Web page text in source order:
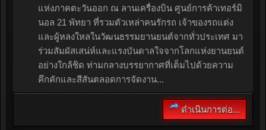
แห่งภาคตะวันออก ณ ลานเครื่องบิน ศูนย์การค้าเทอร์มิ
นอล 21 พัทยา ที่รวมตัวเหล่าคนรักรถ เจ้าของรถแต่ง
และผู้หลงใหลในวัฒนธรรมยานยนต์จากทั่วประเทศ มา
ร่วมสัมผัสเสน่ห์และแรงบันดาลใจจากโลกแห่งยานยนต์
อย่างใกล้ชิด ท่ามกลางบรรยากาศที่เต็มไปด้วยความ
คึกคักและสีสันตลอดการจัดงาน...
ดำเนินการต่อ...